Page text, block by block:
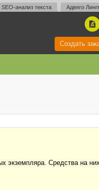
SEO-анализ текста Адвего
A
Создать
Средства на